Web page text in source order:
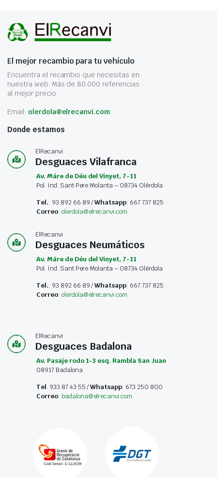
El mejor recambio para tu vehículo
Encuentra el recambio que necesitas en
nuestra web. Más de 80.000 referencias
al mejor precio.
Email: olerdola@elrecanvi.com
Donde estamos
ElRecanvi
Desguaces Vilafranca
Av. Máre de Déu del Vinyet, 7-11
Pol. Ind. Sant Pere Molanta – 08734 Olérdola
Tel.: 93 892 66 89 /Whatsapp: 667 737 825
Correo: olerdola@elrecanvi.com
ElRecanvi
Desguaces Neumáticos
Av. Máre de Déu del Vinyet, 7-11
Pol. Ind. Sant Pere Molanta – 08734 Olérdola
Tel.: 93 892 66 89 /Whatsapp: 667 737 825
Correo: olerdola@elrecanvi.com
ElRecanvi
Desguaces Badalona
Av. Pasaje rodo 1-3 esq. Rambla San Juan
08917 Badalona
Tel. 933 87 43 55 /Whatsapp: 673 250 800
Correo: badalona@elrecanvi.com